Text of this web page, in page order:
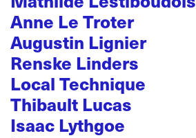
Anne Le Troter
Augustin Lignier
Renske Linders
Local Technique
Thibault Lucas
Isaac Lythgoe